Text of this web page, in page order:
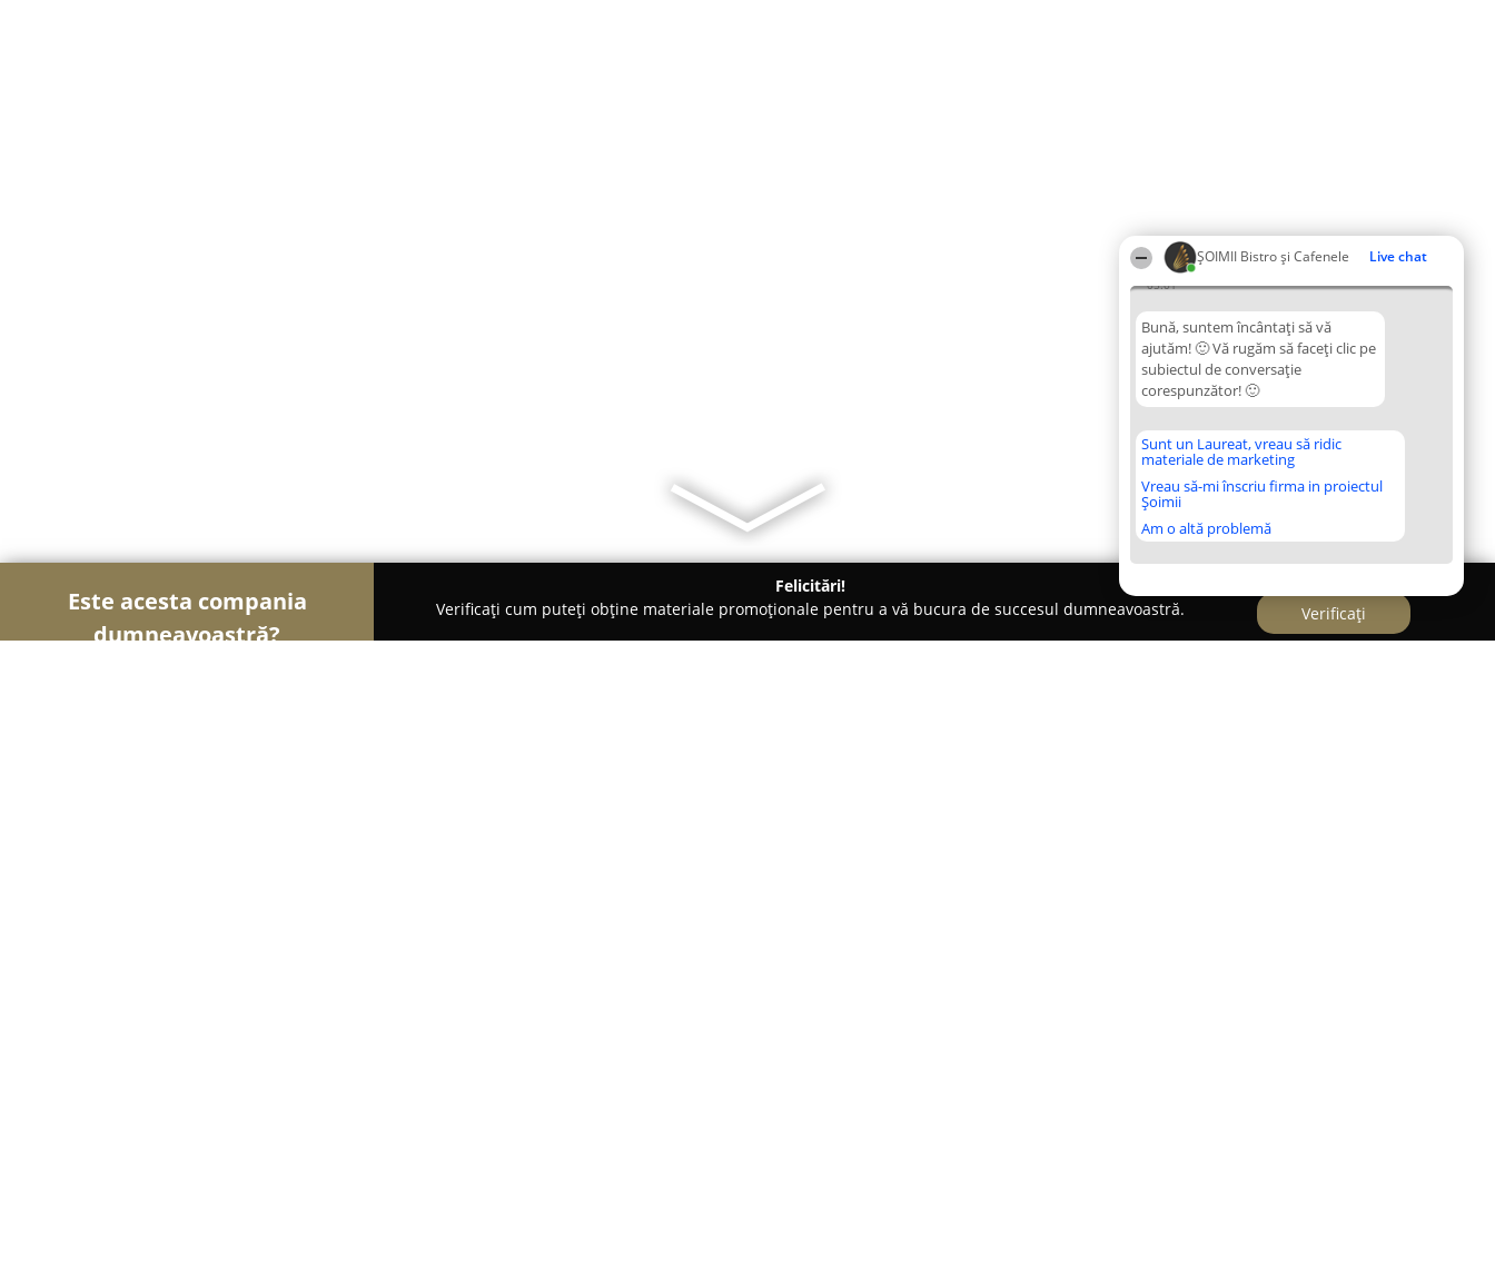
ȘOIMII Bistro și Cafenele Live chat
05:01
Bună, suntem încântați să vă
ajutăm! 🙂 Vă rugăm să faceți clic pe
subiectul de conversație
corespunzător! 🙂
Sunt un Laureat, vreau să ridic
materiale de marketing
Vreau să-mi înscriu firma in proiectul
Șoimii
Am o altă problemă
Este acesta compania
dumneavoastră?
Felicitări!
Verificați cum puteți obține materiale promoționale pentru a vă bucura de succesul dumneavoastră.
Verificați